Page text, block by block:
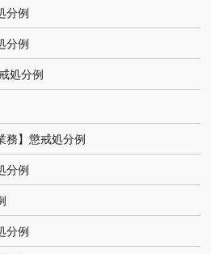
分例
分例
処分例
務】懲戒処分例
分例
分例